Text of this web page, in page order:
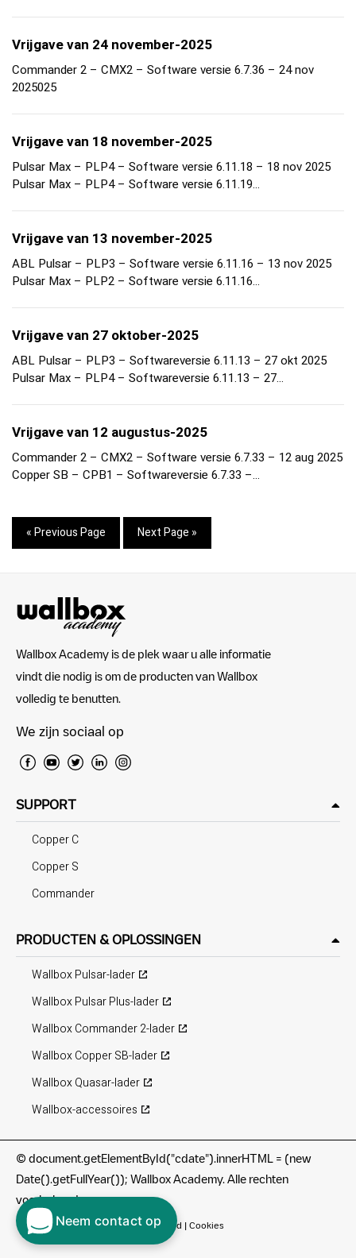
Vrijgave van 24 november-2025
Commander 2 – CMX2 – Software versie 6.7.36 – 24 nov
2025025
Vrijgave van 18 november-2025
Pulsar Max – PLP4 – Software versie 6.11.18 – 18 nov 2025
Pulsar Max – PLP4 – Software versie 6.11.19…
Vrijgave van 13 november-2025
ABL Pulsar – PLP3 – Software versie 6.11.16 – 13 nov 2025
Pulsar Max – PLP2 – Software versie 6.11.16…
Vrijgave van 27 oktober-2025
ABL Pulsar – PLP3 – Softwareversie 6.11.13 – 27 okt 2025
Pulsar Max – PLP4 – Softwareversie 6.11.13 – 27…
Vrijgave van 12 augustus-2025
Commander 2 – CMX2 – Software versie 6.7.33 – 12 aug 2025
Copper SB – CPB1 – Softwareversie 6.7.33 –…
« Previous Page Next Page »
Wallbox Academy is de plek waar u alle informatie
vindt die nodig is om de producten van Wallbox
volledig te benutten.
We zijn sociaal op
SUPPORT
Copper C
Copper S
Commander
PRODUCTEN & OPLOSSINGEN
Wallbox Pulsar-lader
Wallbox Pulsar Plus-lader
Wallbox Commander 2-lader
Wallbox Copper SB-lader
Wallbox Quasar-lader
Wallbox-accessoires
© document.getElementById("cdate").innerHTML = (new
Date().getFullYear()); Wallbox Academy. Alle rechten
voorbehouden.
Gebruiksvoorwaarden|Privacybeleid | Cookies
Neem contact op